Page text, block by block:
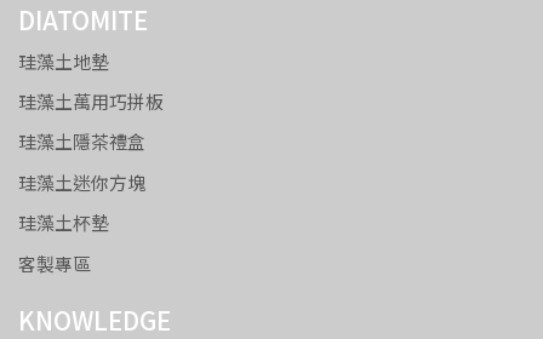
DIATOMITE
珪藻土地墊
珪藻土萬用巧拼板
珪藻土隱茶禮盒
珪藻土迷你方塊
珪藻土杯墊
客製專區
KNOWLEDGE